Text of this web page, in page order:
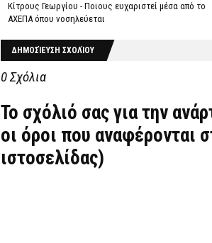
Κίτρους Γεωργίου - Ποιους ευχαριστεί μέσα από το
ΑΧΕΠΑ όπου νοσηλεύεται
ΔΗΜΟΣΊΕΥΣΗ ΣΧΟΛΊΟΥ
0 Σχόλια
Το σχόλιό σας για την
οι όροι που αναφέρονται
ιστοσελίδας)